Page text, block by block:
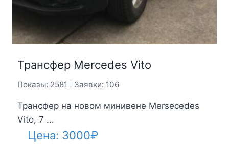
Трансфер Mercedes Vito
Показы: 2581 | Заявки: 106
Трансфер на новом минивене Mersecedes
Vito, 7 ...
Цена: 3000₽